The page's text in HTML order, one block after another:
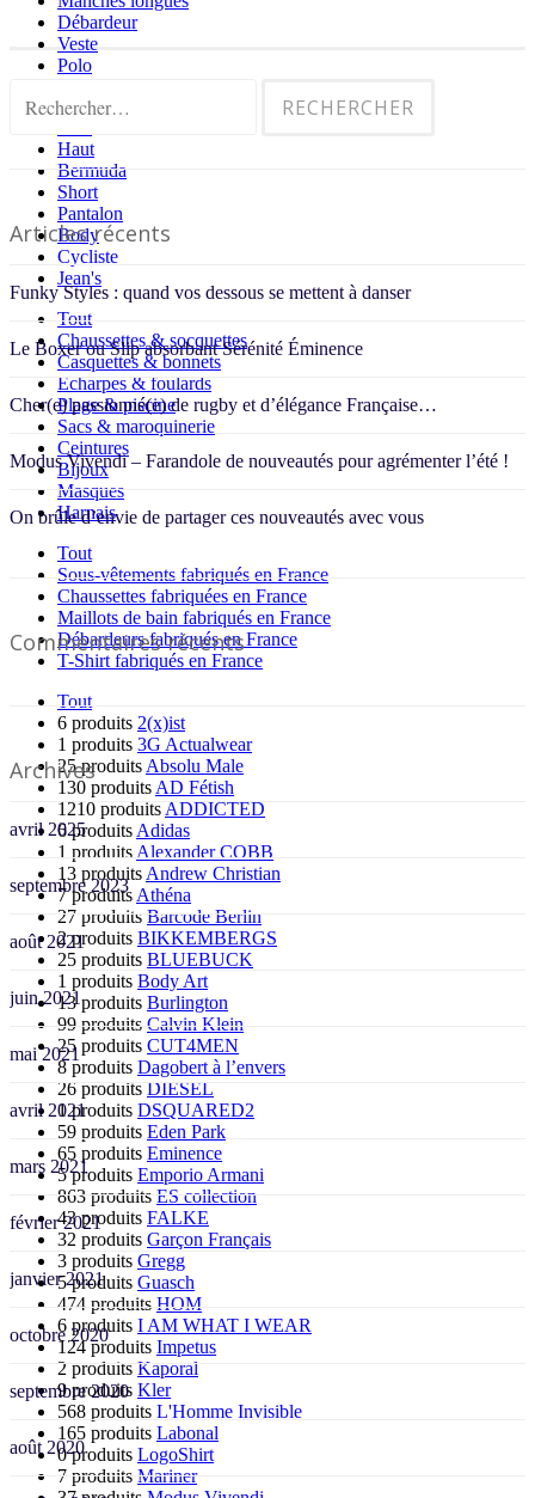
Débardeur
Veste
Polo
Haut
Bermuda
Short
Pantalon
Body
Cycliste
Jean's
Tout
Chaussettes & socquettes
Casquettes & bonnets
Echarpes & foulards
Plage & piscine
Sacs & maroquinerie
Ceintures
Bijoux
Masques
Harnais
Tout
Sous-vêtements fabriqués en France
Chaussettes fabriquées en France
Maillots de bain fabriqués en France
Débardeurs fabriqués en France
T-Shirt fabriqués en France
Tout
6 produits 2(x)ist
1 produits 3G Actualwear
25 produits Absolu Male
130 produits AD Fétish
1210 produits ADDICTED
6 produits Adidas
1 produits Alexander COBB
13 produits Andrew Christian
7 produits Athéna
27 produits Barcode Berlin
2 produits BIKKEMBERGS
25 produits BLUEBUCK
1 produits Body Art
13 produits Burlington
99 produits Calvin Klein
25 produits CUT4MEN
8 produits Dagobert à l’envers
26 produits DIESEL
1 produits DSQUARED2
59 produits Eden Park
65 produits Eminence
5 produits Emporio Armani
863 produits ES collection
43 produits FALKE
32 produits Garçon Français
3 produits Gregg
5 produits Guasch
474 produits HOM
6 produits I AM WHAT I WEAR
124 produits Impetus
2 produits Kaporal
9 produits Kler
568 produits L'Homme Invisible
165 produits Labonal
0 produits LogoShirt
7 produits Mariner
Rechercher :
Articles récents
Funky Styles : quand vos dessous se mettent à danser
Le Boxer ou Slip absorbant Sérénité Éminence
Cher(e) passionné(e) de rugby et d’élégance Française…
Modus Vivendi – Farandole de nouveautés pour agrémenter l’été !
On brûle d’envie de partager ces nouveautés avec vous
Commentaires récents
Archives
avril 2025
septembre 2023
août 2021
juin 2021
mai 2021
avril 2021
mars 2021
février 2021
janvier 2021
octobre 2020
septembre 2020
août 2020